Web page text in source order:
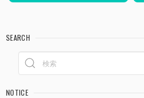
SEARCH
NOTICE